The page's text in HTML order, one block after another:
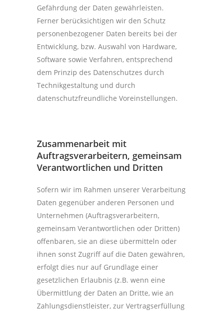
Gefährdung der Daten gewährleisten.
Ferner berücksichtigen wir den Schutz
personenbezogener Daten bereits bei der
Entwicklung, bzw. Auswahl von Hardware,
Software sowie Verfahren, entsprechend
dem Prinzip des Datenschutzes durch
Technikgestaltung und durch
datenschutzfreundliche Voreinstellungen.
Zusammenarbeit mit
Auftragsverarbeitern, gemeinsam
Verantwortlichen und Dritten
Sofern wir im Rahmen unserer Verarbeitung
Daten gegenüber anderen Personen und
Unternehmen (Auftragsverarbeitern,
gemeinsam Verantwortlichen oder Dritten)
offenbaren, sie an diese übermitteln oder
ihnen sonst Zugriff auf die Daten gewähren,
erfolgt dies nur auf Grundlage einer
gesetzlichen Erlaubnis (z.B. wenn eine
Übermittlung der Daten an Dritte, wie an
Zahlungsdienstleister, zur Vertragserfüllung